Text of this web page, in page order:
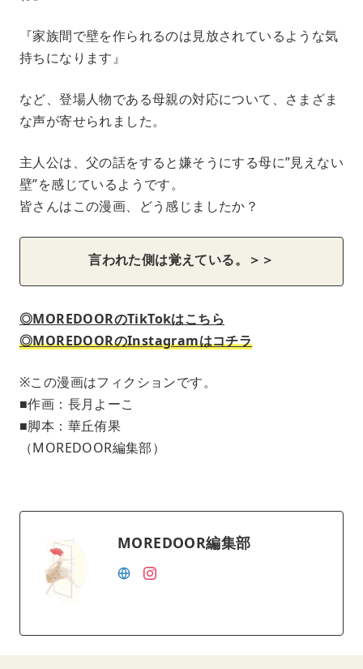
『家族間で壁を作られるのは見放されているような気
持ちになります』
など、登場人物である母親の対応について、さまざま
な声が寄せられました。
主人公は、父の話をすると嫌そうにする母に”見えない
壁”を感じているようです。
皆さんはこの漫画、どう感じましたか？
言われた側は覚えている。＞＞
◎MOREDOORのTikTokはこちら
◎MOREDOORのInstagramはコチラ
※この漫画はフィクションです。
■作画：長月よーこ
■脚本：華丘侑果
（MOREDOOR編集部）
MOREDOOR編集部